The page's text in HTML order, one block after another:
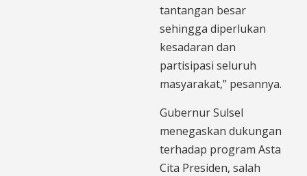
tantangan besar
sehingga diperlukan
kesadaran dan
partisipasi seluruh
masyarakat,” pesannya.
Gubernur Sulsel
menegaskan dukungan
terhadap program Asta
Cita Presiden, salah